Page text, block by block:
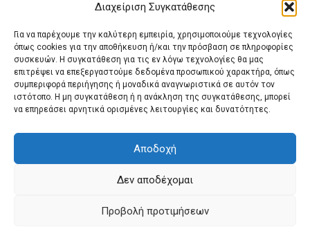
Διαχείριση Συγκατάθεσης
Για να παρέχουμε την καλύτερη εμπειρία, χρησιμοποιούμε τεχνολογίες
όπως cookies για την αποθήκευση ή/και την πρόσβαση σε πληροφορίες
συσκευών. Η συγκατάθεση για τις εν λόγω τεχνολογίες θα μας
επιτρέψει να επεξεργαστούμε δεδομένα προσωπικού χαρακτήρα, όπως
συμπεριφορά περιήγησης ή μοναδικά αναγνωριστικά σε αυτόν τον
ιστότοπο. Η μη συγκατάθεση ή η ανάκληση της συγκατάθεσης, μπορεί
να επηρεάσει αρνητικά ορισμένες λειτουργίες και δυνατότητες.
Αποδοχή
Δεν αποδέχομαι
Προβολή προτιμήσεων
Buy Adspace ΑΡΧΙΚΗ ΕΠΙΚΟΙΝΩΝΙΑ
ΟΡΟΙ ΧΡΗΣΗΣ